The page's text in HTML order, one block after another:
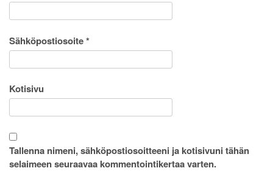
Sähköpostiosoite*
Kotisivu
Tallenna nimeni, sähköpostiosoitteeni ja kotisivuni tähän
selaimeen seuraavaa kommentointikertaa varten.